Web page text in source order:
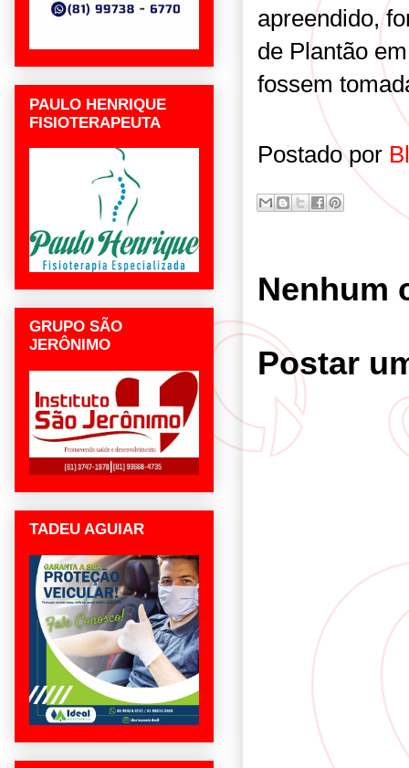
apreendido,
de Plantão
fossem
Postado por
Nenhum
Postar
PAULO HENRIQUE
FISIOTERAPEUTA
GRUPO SÃO
JERÔNIMO
TADEU AGUIAR